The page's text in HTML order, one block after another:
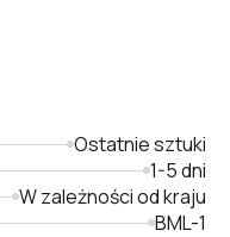
Ostatnie sztuki
1-5 dni
W zależności od kraju
BML-1